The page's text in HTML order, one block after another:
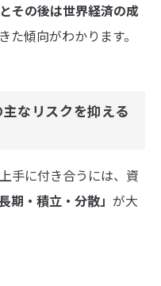
その後は世界経済の成
た傾向がわかります。
なリスクを抑える
手に付き合うには、資
長期・積立・分散」 が大